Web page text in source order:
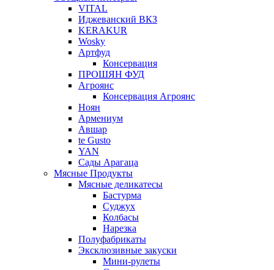
VITAL
Иджеванский ВКЗ
KERAKUR
Wosky
Артфуд
Консервация
ПРОШЯН ФУД
Агроянс
Консервация Агроянс
Ноян
Армениум
Авшар
te Gusto
YAN
Сады Арагаца
Мясные Продукты
Мясные деликатесы
Бастурма
Суджух
Колбасы
Нарезка
Полуфабрикаты
Эксклюзивные закуски
Мини-рулеты